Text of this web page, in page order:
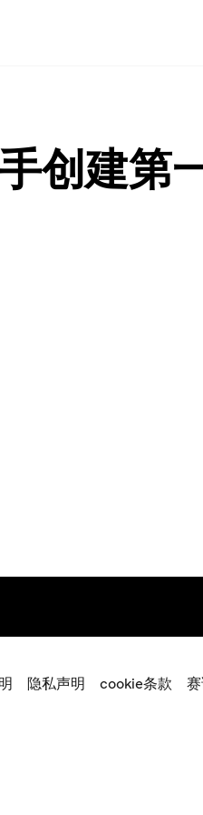
创建第
隐私声明 cookie条款